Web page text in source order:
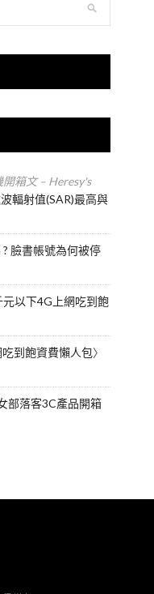
箱文 – Heresy's
輻射值(SAR)最高與
臉書帳號為何被停
元以下4G上網吃到飽
到飽資費懶人包〉
部落客3C產品開箱